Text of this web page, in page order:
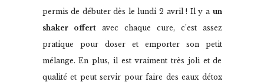
permis de débuter dès le lundi 2 avril ! Il y a un
shaker offert avec chaque cure, c’est assez
pratique pour doser et emporter son petit
mélange. En plus, il est vraiment très joli et de
qualité et peut servir pour faire des eaux détox